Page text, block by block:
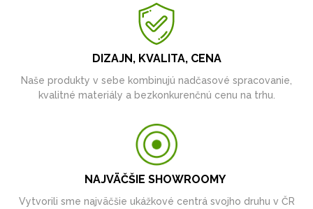
DIZAJN, KVALITA, CENA
Naše produkty v sebe kombinujú nadčasové spracovanie,
kvalitné materiály a bezkonkurenčnú cenu na trhu.
NAJVÄČŠIE SHOWROOMY
Vytvorili sme najväčšie ukážkové centrá svojho druhu v ČR